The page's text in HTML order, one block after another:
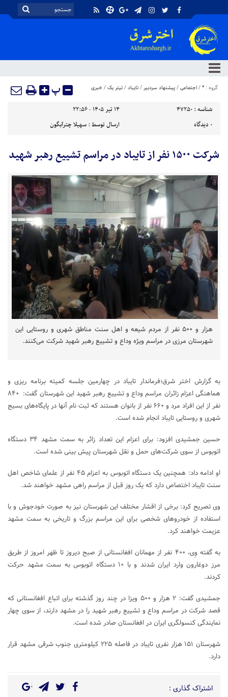
گروه : *
/اجتماعی/پیشنهاد سردبیر/تایباد/تیتر یک/خبری پ
شناسه : 47250
۱۴ تیر ۱۴۰۵ - ۲۲:۵۶
۰ دیدگاه ارسال توسط :سهیلا چترآبگون
شرکت ۱۵۰۰ نفر از تایباد در مراسم تشییع رهبر شهید
هزار و ۵۰۰ نفر از مردم شیعه و اهل سنت مناطق شهری و روستایی این
شهرستان مرزی در مراسم ویژه وداع و تشییع رهبر شهید شرکت می‌کنند.
به گزارش اختر شرق؛فرماندار تایباد در چهارمین جلسه کمیته برنامه ریزی و
هماهنگی اعزام زائران مراسم وداع و تشییع رهبر شهید این شهرستان گفت: ۸۴۰
نفر از این افراد مرد و ۶۶۰ نفر از بانوان هستند که ثبت نام آنها در پایگاه‌های بسیج
شهری و روستایی تایباد انجام شده است.
حسین جمشیدی افزود: برای اعزام این تعداد زائر به سمت مشهد ۳۴ دستگاه
اتوبوس از سوی شرکت‌های حمل و نقل شهرستان پیش بینی شده است.
او ادامه داد: همچنین یک دستگاه اتوبوس به اعزام ۴۵ نفر از علمای شاخص اهل
سنت تایباد اختصاص دارد که یک روز قبل از مراسم راهی مشهد خواهند شد.
وی تصریح کرد: برخی از اقشار مختلف این شهرستان نیز به صورت خودجوش و با
استفاده از خودرو‌های شخصی برای این مراسم بزرگ و تاریخی به سمت مشهد
عزیمت خواهند کرد.
به گفته وِی، ۴۰۰ نفر از مهمانان افغانستانی از صبح دیروز تا ظهر امروز از طریق
مرز دوغارون وارد ایران شدند و با ۱۰ دستگاه اتوبوس به سمت مشهد حرکت
کردند.
جمشیدی گفت: ۲ هزار و ۵۰۰ ویزا در چند روز گذشته برای اتباع افغانستانی که
قصد شرکت در مراسم وداع و تشییع رهبر شهید را در مشهد دارند، از سوی چهار
نمایندگی کنسولگری ایران در افغانستان صادر شده است.
شهرستان ۱۵۱ هزار نفری تایباد در فاصله ۲۲۵ کیلومتری جنوب شرقی مشهد قرار
دارد.
اشتراک گذاری :